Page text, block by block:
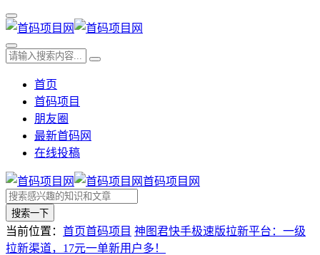
首页
首码项目
朋友圈
最新首码网
在线投稿
首码项目网
搜索一下
当前位置： 首页首码项目 神图君快手极速版拉新平台：一级
拉新渠道，17元一单新用户多！